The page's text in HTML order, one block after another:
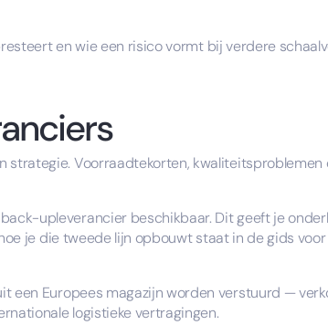
en wie een risico vormt bij verdere
Voorraadtekorten,
upleverancier beschikbaar. Dit geeft je
je die tweede lijn opbouwt staat in de gids voor
Europees magazijn worden verstuurd —
logistieke vertragingen.